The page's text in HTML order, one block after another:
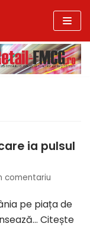
ia pulsul
comentariu
pe piața de
Citește